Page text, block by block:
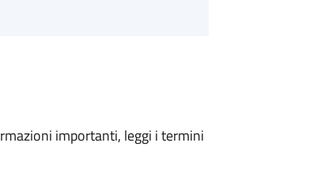
importanti, leggi i termini